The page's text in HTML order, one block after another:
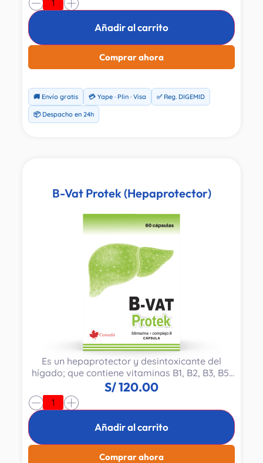
-
Añadir al carrito
Comprar ahora
🚚 Envío gratis 💳 Yape · Plin · Visa ✅ Reg. DIGEMID
📦 Despacho en 24h
B-Vat Protek (Hepaprotector)
Es un hepaprotector y desintoxicante del
hígado; que contiene vitaminas B1, B2, B3, B5,
B6 y Silimarina.
S/120.00
-
Añadir al carrito
Comprar ahora